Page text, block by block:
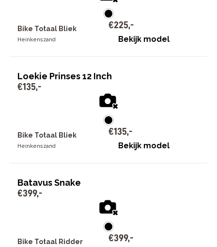
Bike Totaal Bliek
Heinkenszand
€225,-
Bekijk model
Loekie Prinses 12 Inch
€135,-
Bike Totaal Bliek
Heinkenszand
€135,-
Bekijk model
Batavus Snake
€399,-
Bike Totaal Ridder
€399,-